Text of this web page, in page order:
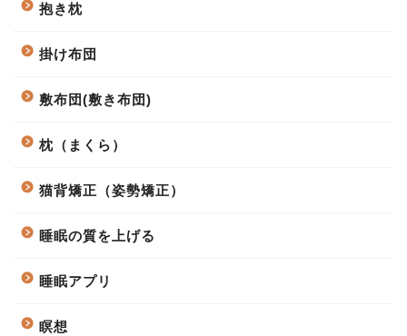
抱き枕
掛け布団
敷布団(敷き布団)
枕（まくら）
猫背矯正（姿勢矯正）
睡眠の質を上げる
睡眠アプリ
瞑想